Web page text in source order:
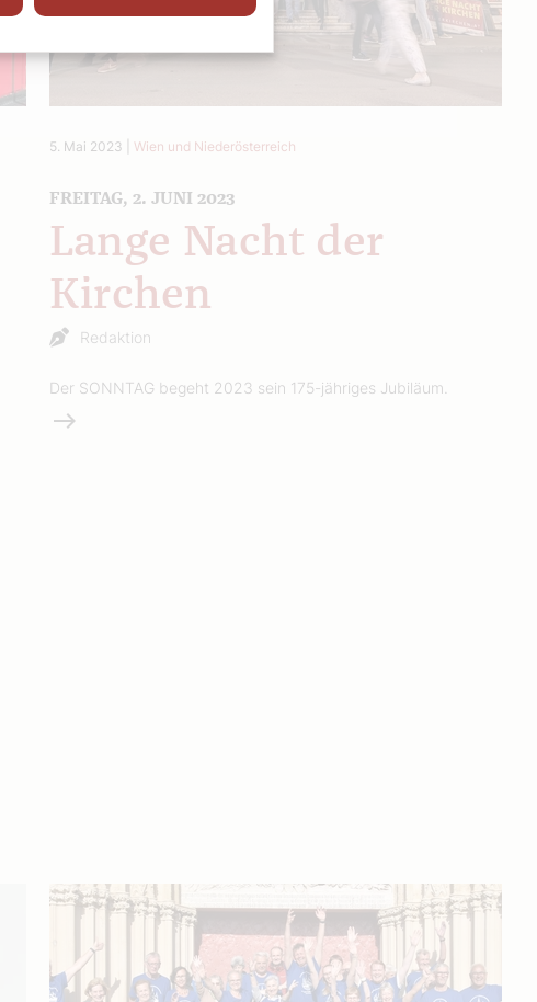
5. Mai 2023 Wien und Niederösterreich
FREITAG, 2. JUNI 2023
Lange Nacht der
Kirchen
Redaktion
Der SONNTAG begeht 2023 sein 175-jähriges Jubiläum.
Weiterlesen